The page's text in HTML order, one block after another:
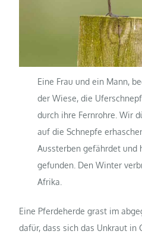
Eine Frau und ein Mann,
der Wiese, die
durch ihre Fernrohre. Wir
auf die Schnepfe
Aussterben gefährdet und
gefunden. Den Winter
Afrika.
Eine Pferdeherde grast im
dafür, dass sich das Unkraut in